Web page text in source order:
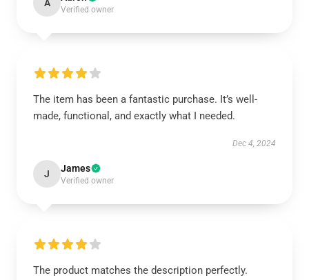
A
Verified owner
The item has been a fantastic purchase. It’s well-
made, functional, and exactly what I needed.
Dec 4, 2024
J James
Verified owner
The product matches the description perfectly.